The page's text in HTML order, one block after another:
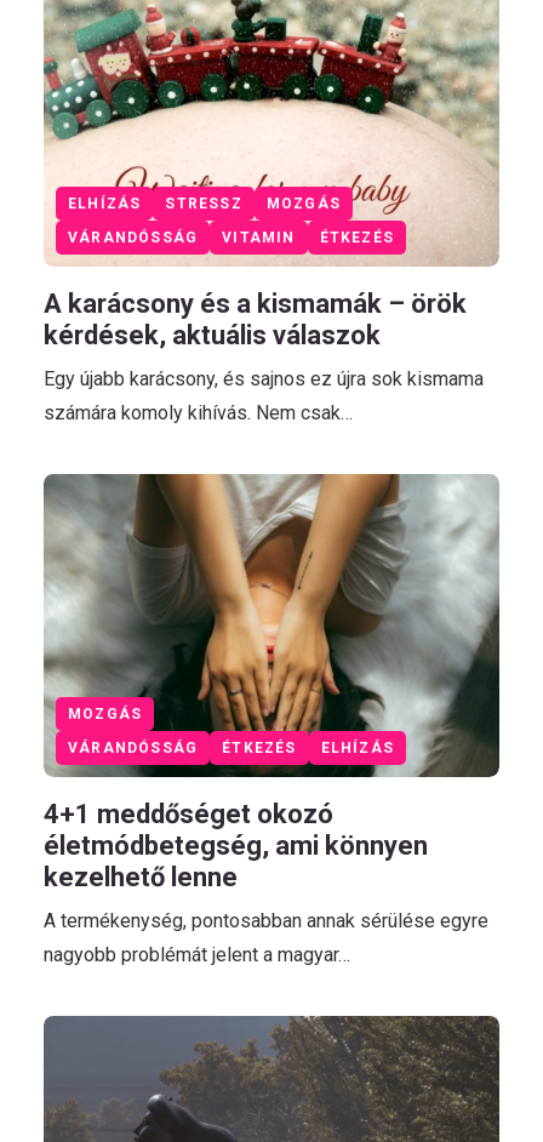
VÁRANDÓSSÁG VITAMIN ÉTKEZÉS
ELHÍZÁS STRESSZ MOZGÁS
A karácsony és a kismamák – örök
kérdések, aktuális válaszok
Egy újabb karácsony, és sajnos ez újra sok kismama
számára komoly kihívás. Nem csak…
VÁRANDÓSSÁG ÉTKEZÉS ELHÍZÁS
MOZGÁS
4+1 meddőséget okozó
életmódbetegség, ami könnyen
kezelhető lenne
A termékenység, pontosabban annak sérülése egyre
nagyobb problémát jelent a magyar…